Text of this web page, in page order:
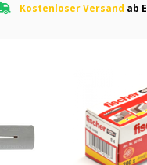
Kostenloser Versand ab